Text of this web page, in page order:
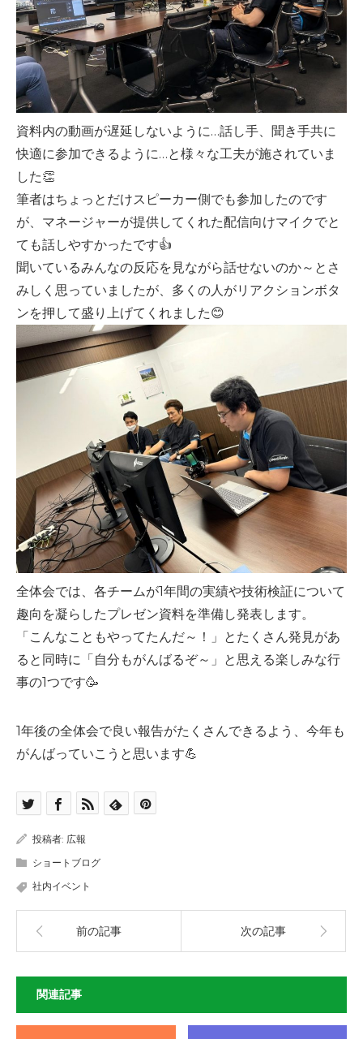
資料内の動画が遅延しないように…話し手、聞き手共に
快適に参加できるように…と様々な工夫が施されていま
した👏
筆者はちょっとだけスピーカー側でも参加したのです
が、マネージャーが提供してくれた配信向けマイクでと
ても話しやすかったです👍️
聞いているみんなの反応を見ながら話せないのか～とさ
みしく思っていましたが、多くの人がリアクションボタ
ンを押して盛り上げてくれました😊
全体会では、各チームが1年間の実績や技術検証について
趣向を凝らしたプレゼン資料を準備し発表します。
「こんなこともやってたんだ～！」とたくさん発見があ
ると同時に「自分もがんばるぞ～」と思える楽しみな行
事の1つです🥳
1年後の全体会で良い報告がたくさんできるよう、今年も
がんばっていこうと思います💪
投稿者: 広報
ショートブログ
社内イベント
前の記事 次の記事
関連記事